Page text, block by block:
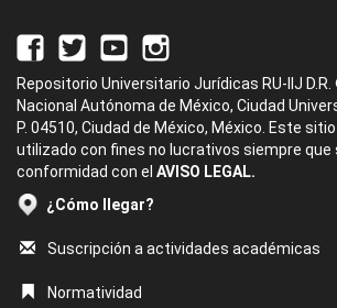
Repositorio Universitario Jurídicas RU-IIJ
Nacional Autónoma de México, Ciudad
P. 04510, Ciudad de México, México. Este
utilizado con fines no lucrativos siempre
conformidad con el AVISO LEGAL.
¿Cómo llegar?
Suscripción a actividades académicas
Normatividad